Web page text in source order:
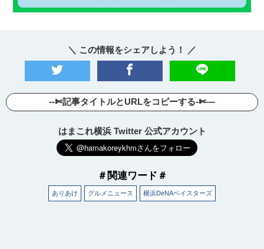
＼ この情報をシェアしよう！ ／
--✄記事タイトルとURLをコピーする-✄—
はまこれ横浜 Twitter 公式アカウント
＃関連ワード＃
ありあけ グルメニュース 横浜DeNAベイスターズ